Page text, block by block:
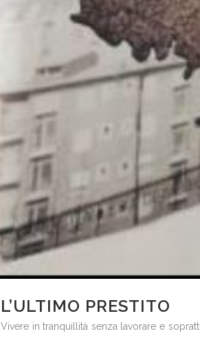
L’ULTIMO PRESTITO
Vivere in tranquillità senza lavorare e